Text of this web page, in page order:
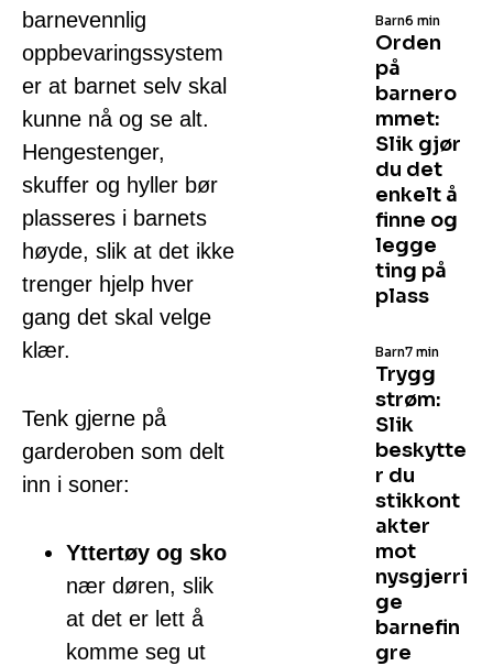
barnevennlig
oppbevaringssystem
er at barnet selv skal
kunne nå og se alt.
Hengestenger,
skuffer og hyller bør
plasseres i barnets
høyde, slik at det ikke
trenger hjelp hver
gang det skal velge
klær.
Tenk gjerne på
garderoben som delt
inn i soner:
Yttertøy og sko
nær døren, slik
at det er lett å
komme seg ut
Orden
på
barnero
mmet:
Slik gjør
du det
enkelt å
finne og
legge
ting på
plass
Barn6 min
Trygg
strøm:
Slik
beskytte
r du
stikkont
akter
mot
nysgjerri
ge
barnefin
gre
Barn7 min